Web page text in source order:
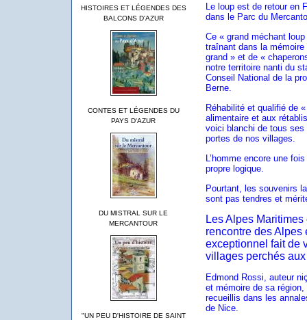
HISTOIRES ET LÉGENDES DES
BALCONS D'AZUR
CONTES ET LÉGENDES DU
PAYS D'AZUR
DU MISTRAL SUR LE
MERCANTOUR
"UN PEU D'HISTOIRE DE SAINT
Le loup est de retour en
dans le Parc du
Ce « grand méchant
traînant dans la
grand » et de «
notre territoire nanti du
Conseil National de la
Berne.
Réhabilité et qualifié de
alimentaire et aux
voici blanchi de tous
portes de nos villages.
L’homme encore une
propre logique.
Pourtant, les souvenirs
sont pas tendres et
Les Alpes
rencontre des Alpes
exceptionnel fait de
villages perchés
Edmond Rossi, auteur
et mémoire de sa
recueillis dans les
de Nice.